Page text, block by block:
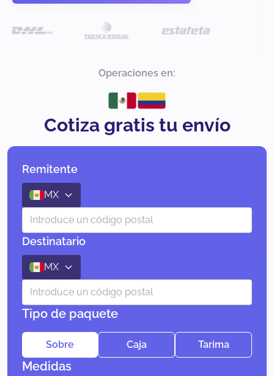
Operaciones en:
Cotiza gratis tu envío
Remitente
MX
Destinatario
MX
Tipo de paquete
Sobre Caja Tarima
Medidas